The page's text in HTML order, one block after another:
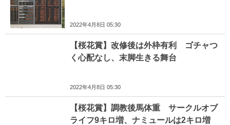
2022年4月8日 05:30
【桜花賞】改修後は外枠有利 ゴチャつ
く心配なし、末脚生きる舞台
2022年4月8日 05:30
【桜花賞】調教後馬体重 サークルオブ
ライフ9キロ増、ナミュールは2キロ増